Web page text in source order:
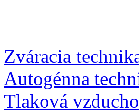
Zváracia
Autogénna
Tlaková